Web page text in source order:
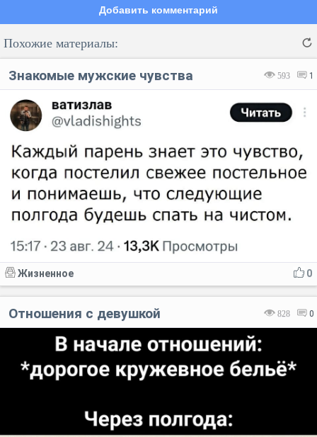
Добавить комментарий
Похожие материалы:
593 1
Знакомые мужские чувства
0
Жизненное
828 0
Отношения с девушкой